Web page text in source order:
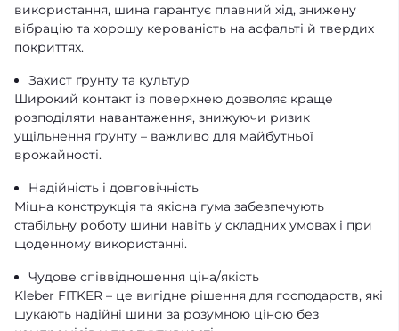
використання, шина гарантує плавний хід, знижену
вібрацію та хорошу керованість на асфальті й твердих
покриттях.
Захист ґрунту та культур
Широкий контакт із поверхнею дозволяє краще
розподіляти навантаження, знижуючи ризик
ущільнення ґрунту – важливо для майбутньої
врожайності.
Надійність і довговічність
Міцна конструкція та якісна гума забезпечують
стабільну роботу шини навіть у складних умовах і при
щоденному використанні.
Чудове співвідношення ціна/якість
Kleber FITKER – це вигідне рішення для господарств, які
шукають надійні шини за розумною ціною без